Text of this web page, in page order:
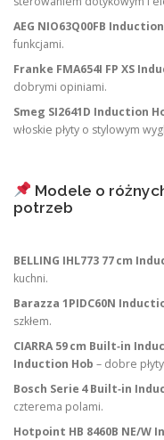
AEG NIO63Q00FB
funkcjami.
Franke FMA654I FP XS
dobrymi opiniami.
Smeg SI2641D Induction
włoskie płyty o stylowym
Modele o
potrzeb
BELLING IHL773 77 cm
kuchni.
Barazza 1PIDC60N
szkłem.
CIARRA 59 cm Built‑in
Induction Hob – dobre
Bosch Serie 4 Built‑in
czterema polami.
Hotpoint HB 8460B NE/W